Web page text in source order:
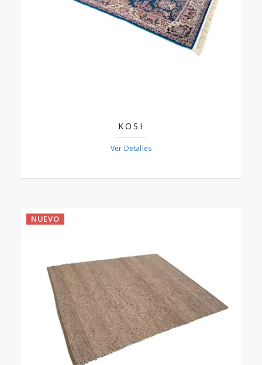
KOSI
Ver Detalles
NUEVO